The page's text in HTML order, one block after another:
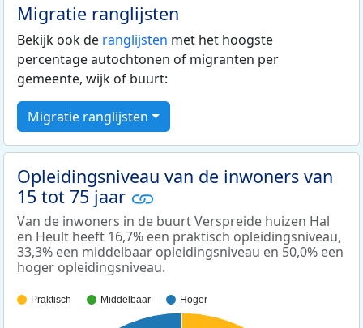
Migratie ranglijsten
Bekijk ook de ranglijsten met het hoogste
percentage autochtonen of migranten per
gemeente, wijk of buurt:
Migratie ranglijsten
Opleidingsniveau van de inwoners van
15 tot 75 jaar
Van de inwoners in de buurt Verspreide huizen Hal
en Heult heeft 16,7% een praktisch opleidingsniveau,
33,3% een middelbaar opleidingsniveau en 50,0% een
hoger opleidingsniveau.
Praktisch Middelbaar Hoger